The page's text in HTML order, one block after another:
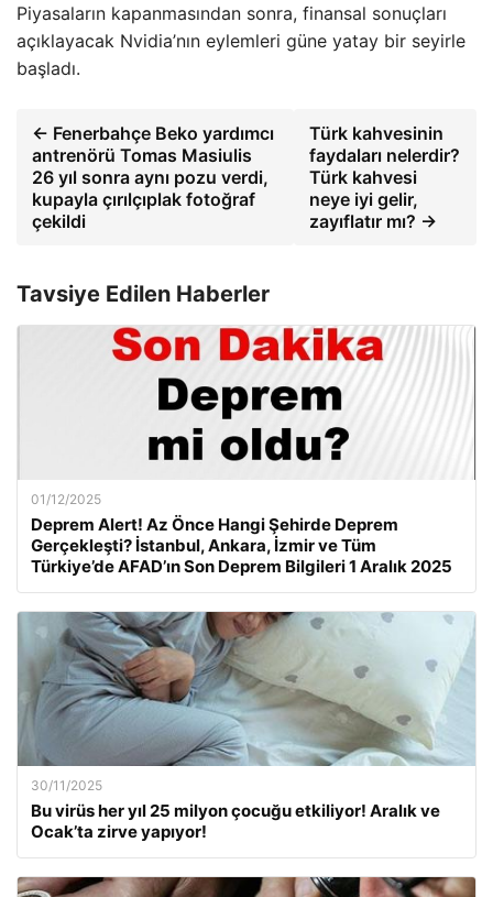
Piyasaların kapanmasından sonra, finansal sonuçları
açıklayacak Nvidia’nın eylemleri güne yatay bir seyirle
başladı.
← Fenerbahçe Beko yardımcı
antrenörü Tomas Masiulis
26 yıl sonra aynı pozu verdi,
kupayla çırılçıplak fotoğraf
çekildi
Türk kahvesinin
faydaları nelerdir?
Türk kahvesi
neye iyi gelir,
zayıflatır mı? →
Tavsiye Edilen Haberler
01/12/2025
Deprem Alert! Az Önce Hangi Şehirde Deprem
Gerçekleşti? İstanbul, Ankara, İzmir ve Tüm
Türkiye’de AFAD’ın Son Deprem Bilgileri 1 Aralık 2025
30/11/2025
Bu virüs her yıl 25 milyon çocuğu etkiliyor! Aralık ve
Ocak’ta zirve yapıyor!